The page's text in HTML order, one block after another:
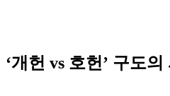
‘개헌 vs 호헌’ 구도의